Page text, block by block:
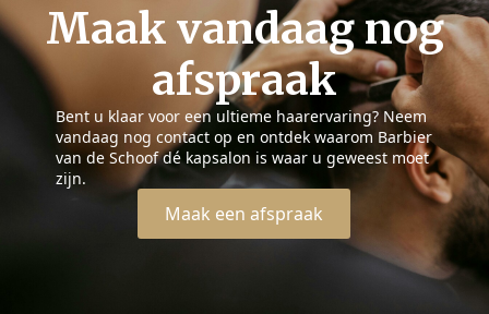
Maak vandaag nog
afspraak
Bent u klaar voor een ultieme haarervaring? Neem
vandaag nog contact op en ontdek waarom Barbier
van de Schoof dé kapsalon is waar u geweest moet
zijn.
Maak een afspraak